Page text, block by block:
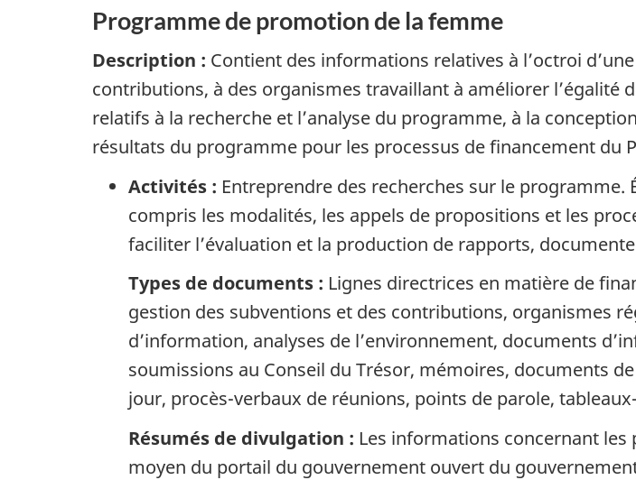
Programme de promotion de la femme
Description : Contient des informations relatives à l’octroi
contributions, à des organismes travaillant à améliorer l’égalité
relatifs à la recherche et l’analyse du programme, à la
résultats du programme pour les processus de financement du
Activités : Entreprendre des recherches sur le
compris les modalités, les appels de propositions et les
faciliter l’évaluation et la production de rapports,
Types de documents : Lignes directrices en matière de
gestion des subventions et des contributions, organismes
d’information, analyses de l’environnement, documents
soumissions au Conseil du Trésor, mémoires, documents
jour, procès-verbaux de réunions, points de parole,
Résumés de divulgation : Les informations concernant
moyen du portail du gouvernement ouvert du